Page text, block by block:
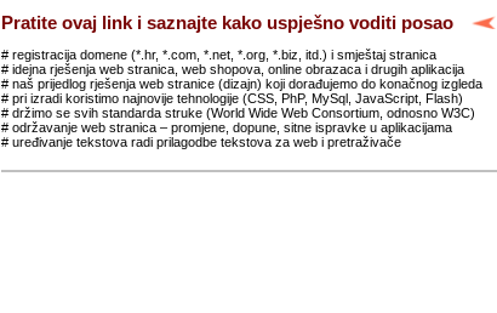
Pratite ovaj link i saznajte kako uspješno voditi posao
# registracija domene (*.hr, *.com, *.net, *.org, *.biz, itd.) i smještaj stranica
# idejna rješenja web stranica, web shopova, online obrazaca i drugih aplikacija
# naš prijedlog rješenja web stranice (dizajn) koji dorađujemo do konačnog izgleda
# pri izradi koristimo najnovije tehnologije (CSS, PhP, MySql, JavaScript, Flash)
# držimo se svih standarda struke (World Wide Web Consortium, odnosno W3C)
# održavanje web stranica – promjene, dopune, sitne ispravke u aplikacijama
# uređivanje tekstova radi prilagodbe tekstova za web i pretraživače